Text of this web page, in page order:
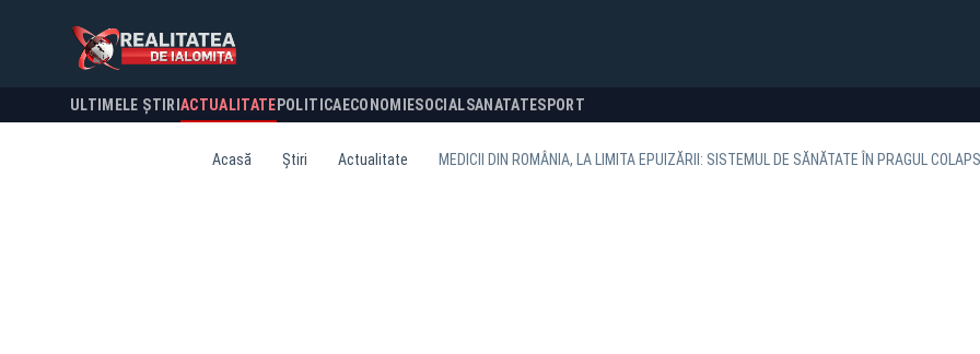
ULTIMELE ȘTIRI ACTUALITATE POLITICA ECONOMIESOCIALSANATATESPORT
Acasă Știri Actualitate MEDICII DIN ROMÂNIA, LA LIMITA EPUIZĂRII: SISTEMUL DE SĂNĂTATE ÎN PRAGUL